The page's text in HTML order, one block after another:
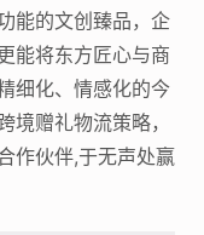
能的文创臻品，企
能将东方匠心与商
细化、情感化的今
境赠礼物流策略，
作伙伴,于无声处赢